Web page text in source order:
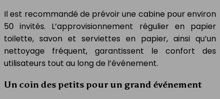
Il est recommandé de prévoir une cabine pour environ
50 invités. L’approvisionnement régulier en papier
toilette, savon et serviettes en papier, ainsi qu’un
nettoyage fréquent, garantissent le confort des
utilisateurs tout au long de l’événement.
Un coin des petits pour un grand événement